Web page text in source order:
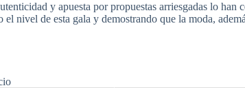
y apuesta por propuestas arriesgadas lo
el nivel de esta gala y demostrando que la moda,